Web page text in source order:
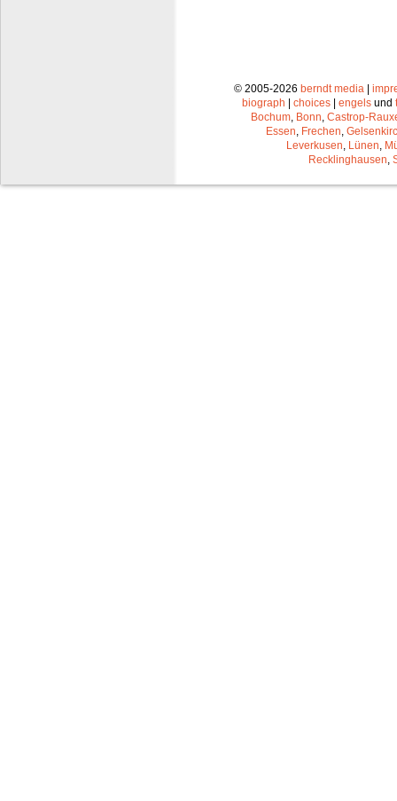
© 2005-2026 berndt media |
biograph | choices | engels und
Bochum Bonn Castrop-
Essen Frechen
Leverkusen Lünen
Recklinghausen